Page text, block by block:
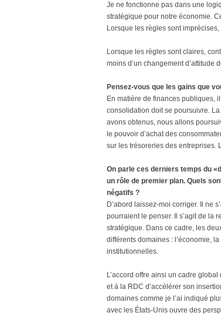
Je ne fonctionne pas dans une
stratégique pour notre économie.
Lorsque les règles sont
Lorsque les règles sont claires,
moins d’un changement d’attitude
Pensez-vous que les gains que
En matière de finances publiques,
consolidation doit se poursuivre.
avons obtenus, nous allons
le pouvoir d’achat des
sur les trésoreries des entreprises.
On parle ces derniers temps du
un rôle de premier plan. Quels
négatifs ?
D’abord laissez-moi corriger. Il ne
pourraient le penser. Il s’agit de la
stratégique. Dans ce cadre, les
différents domaines : l’économie,
institutionnelles.
L’accord offre ainsi un cadre
et à la RDC d’accélérer son
domaines comme je l’ai indiqué
avec les États-Unis ouvre des